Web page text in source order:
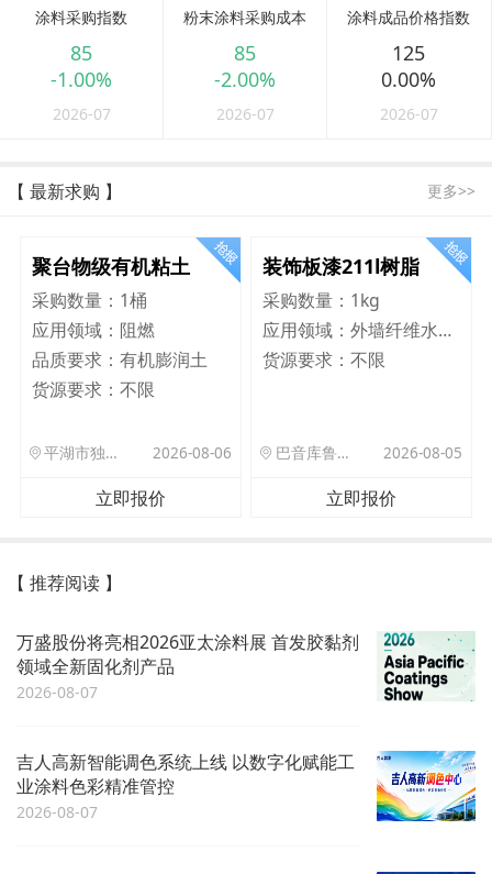
涂料采购指数
85
-1.00%
2026-07
粉末涂料采购成本
85
-2.00%
2026-07
涂料成品价格指数
125
0.00%
2026-07
【 最新求购 】 更多>>
聚台物级有机粘土
采购数量： 1桶
应用领域： 阻燃
品质要求： 有机膨润土
货源要求： 不限
平湖市独山港镇集港路 589 号 2026-08-06
立即报价
装饰板漆211l树脂
采购数量： 1kg
应用领域：
外墙纤维水泥板
货源要求：不限
巴音库鲁提镇,托帕口岸六号库房 2026-08-05
立即报价
【 推荐阅读 】
万盛股份将亮相2026亚太涂料展 首发胶黏剂
领域全新固化剂产品
2026-08-07
吉人高新智能调色系统上线 以数字化赋能工
业涂料色彩精准管控
2026-08-07